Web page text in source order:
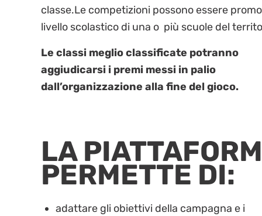
classe.Le competizioni possono essere
livello scolastico di una o più scuole del
Le classi meglio classificate potranno
aggiudicarsi i premi messi in palio
dall’organizzazione alla fine del gioco.
LA
PERMETTE DI:
adattare gli obiettivi della campagna e i